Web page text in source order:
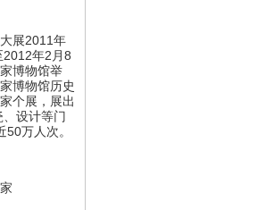
展2011年
2012年2月8
博物馆举
博物馆历史
个展，展出
设计等门
万人次。